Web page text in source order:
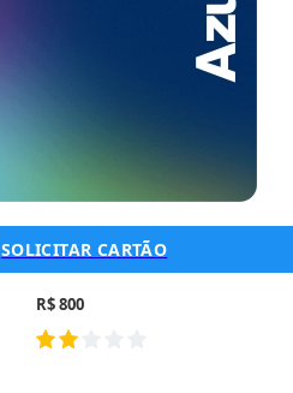
SOLICITAR CARTÃO
R$ 800